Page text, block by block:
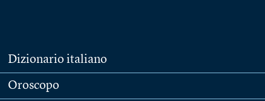
Dizionario italiano
Oroscopo